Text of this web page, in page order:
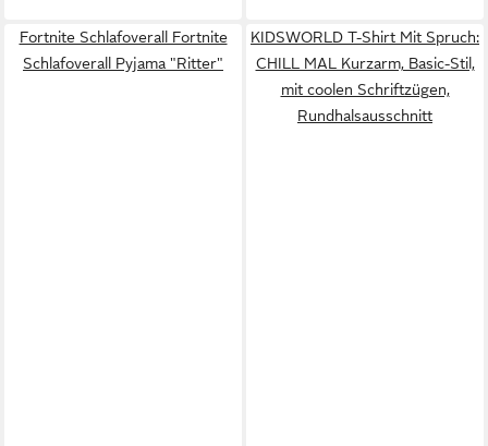
Fortnite Schlafoverall Fortnite
Schlafoverall Pyjama "Ritter"
KIDSWORLD T-Shirt Mit Spruch:
CHILL MAL Kurzarm, Basic-Stil,
mit coolen Schriftzügen,
Rundhalsausschnitt